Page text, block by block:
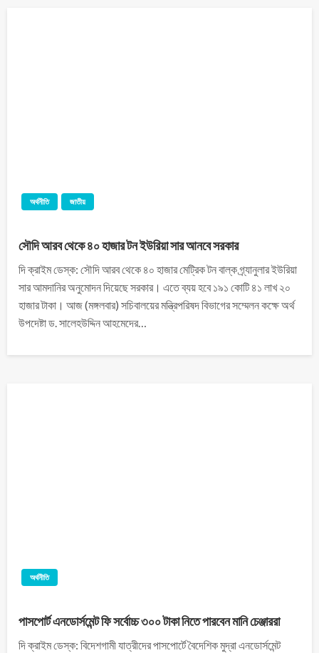
অর্থনীতি জাতীয়
সৌদি আরব থেকে ৪০ হাজার টন ইউরিয়া সার আনবে সরকার
দি ক্রাইম ডেস্ক: সৌদি আরব থেকে ৪০ হাজার মেট্রিক টন বাল্ক গ্র্যানুলার ইউরিয়া
সার আমদানির অনুমোদন দিয়েছে সরকার। এতে ব্যয় হবে ১৯১ কোটি ৪১ লাখ ২০
হাজার টাকা। আজ (মঙ্গলবার) সচিবালয়ের মন্ত্রিপরিষদ বিভাগের সম্মেলন কক্ষে অর্থ
উপদেষ্টা ড. সালেহউদ্দিন আহমেদের…
অর্থনীতি
পাসপোর্ট এনডোর্সমেন্ট ফি সর্বোচ্চ ৩০০ টাকা নিতে পারবেন মানি চেঞ্জাররা
দি ক্রাইম ডেস্ক: বিদেশগামী যাত্রীদের পাসপোর্টে বৈদেশিক মুদ্রা এনডোর্সমেন্ট